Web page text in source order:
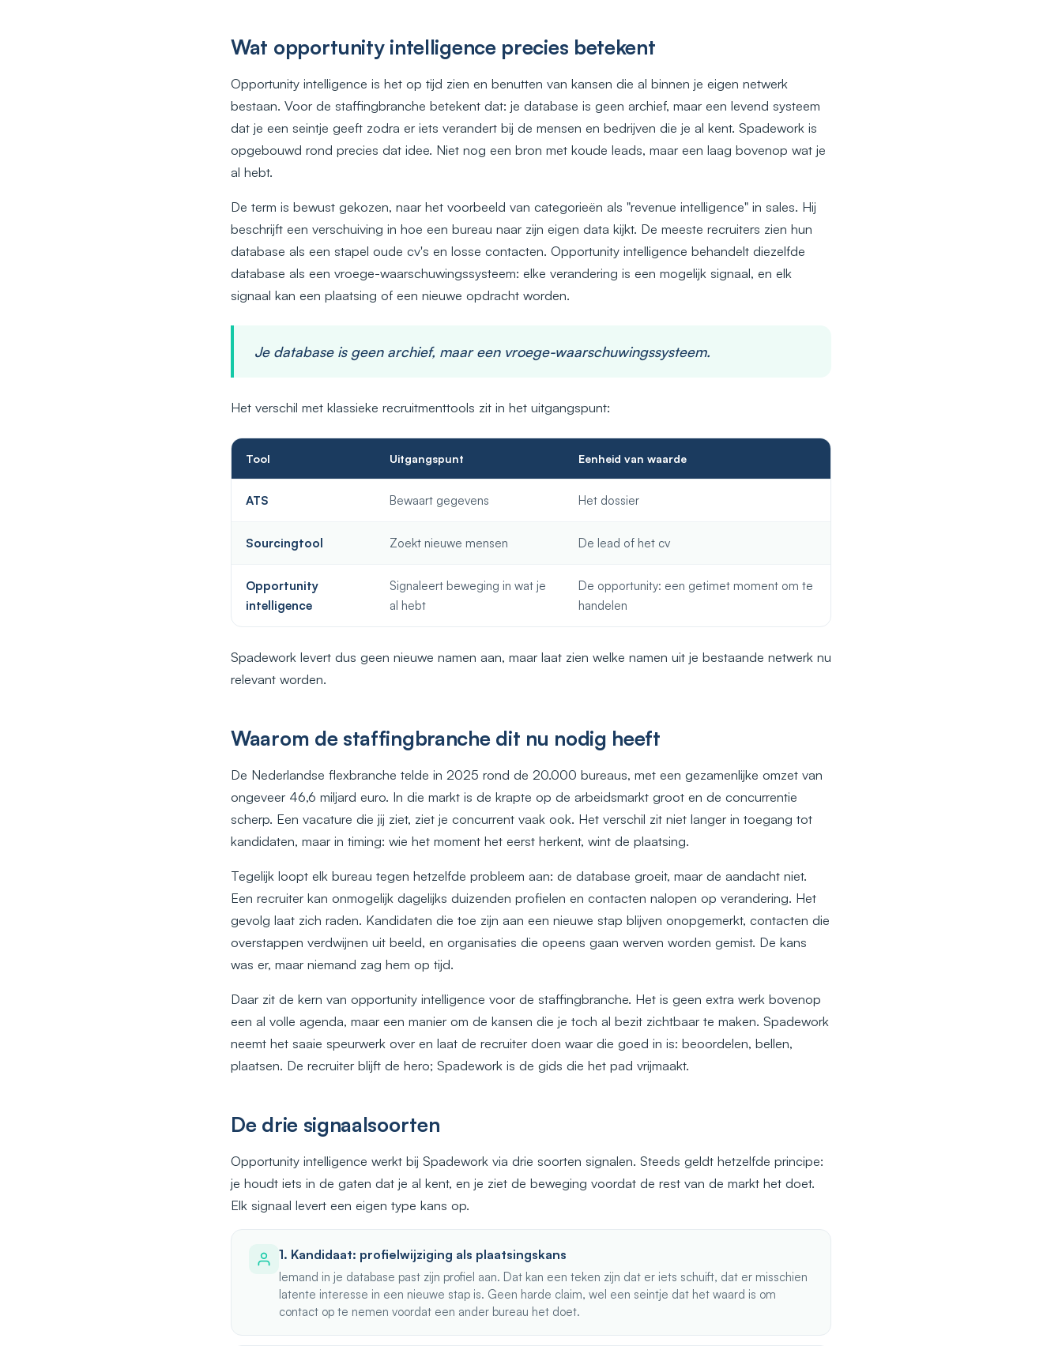
Wat opportunity intelligence precies betekent
Opportunity intelligence is het op tijd zien en benutten van kansen die al binnen je eigen netwerk
bestaan. Voor de staffingbranche betekent dat: je database is geen archief, maar een levend systeem
dat je een seintje geeft zodra er iets verandert bij de mensen en bedrijven die je al kent. Spadework is
opgebouwd rond precies dat idee. Niet nog een bron met koude leads, maar een laag bovenop wat je
al hebt.
De term is bewust gekozen, naar het voorbeeld van categorieën als "revenue intelligence" in sales. Hij
beschrijft een verschuiving in hoe een bureau naar zijn eigen data kijkt. De meeste recruiters zien hun
database als een stapel oude cv's en losse contacten. Opportunity intelligence behandelt diezelfde
database als een vroege-waarschuwingssysteem: elke verandering is een mogelijk signaal, en elk
signaal kan een plaatsing of een nieuwe opdracht worden.
Je database is geen archief, maar een vroege-waarschuwingssysteem.
Het verschil met klassieke recruitmenttools zit in het uitgangspunt:
Tool Uitgangspunt Eenheid van waarde
ATS Bewaart gegevens Het dossier
Sourcingtool Zoekt nieuwe mensen De lead of het cv
Opportunity
intelligence
Signaleert beweging in wat je
al hebt
De opportunity: een getimet moment om te
handelen
Spadework levert dus geen nieuwe namen aan, maar laat zien welke namen uit je bestaande netwerk nu
relevant worden.
Waarom de staffingbranche dit nu nodig heeft
De Nederlandse flexbranche telde in 2025 rond de 20.000 bureaus, met een gezamenlijke omzet van
ongeveer 46,6 miljard euro. In die markt is de krapte op de arbeidsmarkt groot en de concurrentie
scherp. Een vacature die jij ziet, ziet je concurrent vaak ook. Het verschil zit niet langer in toegang tot
kandidaten, maar in timing: wie het moment het eerst herkent, wint de plaatsing.
Tegelijk loopt elk bureau tegen hetzelfde probleem aan: de database groeit, maar de aandacht niet.
Een recruiter kan onmogelijk dagelijks duizenden profielen en contacten nalopen op verandering. Het
gevolg laat zich raden. Kandidaten die toe zijn aan een nieuwe stap blijven onopgemerkt, contacten die
overstappen verdwijnen uit beeld, en organisaties die opeens gaan werven worden gemist. De kans
was er, maar niemand zag hem op tijd.
Daar zit de kern van opportunity intelligence voor de staffingbranche. Het is geen extra werk bovenop
een al volle agenda, maar een manier om de kansen die je toch al bezit zichtbaar te maken. Spadework
neemt het saaie speurwerk over en laat de recruiter doen waar die goed in is: beoordelen, bellen,
plaatsen. De recruiter blijft de hero; Spadework is de gids die het pad vrijmaakt.
De drie signaalsoorten
Opportunity intelligence werkt bij Spadework via drie soorten signalen. Steeds geldt hetzelfde principe:
je houdt iets in de gaten dat je al kent, en je ziet de beweging voordat de rest van de markt het doet.
Elk signaal levert een eigen type kans op.
1. Kandidaat: profielwijziging als plaatsingskans
Iemand in je database past zijn profiel aan. Dat kan een teken zijn dat er iets schuift, dat er misschien
latente interesse in een nieuwe stap is. Geen harde claim, wel een seintje dat het waard is om
contact op te nemen voordat een ander bureau het doet.